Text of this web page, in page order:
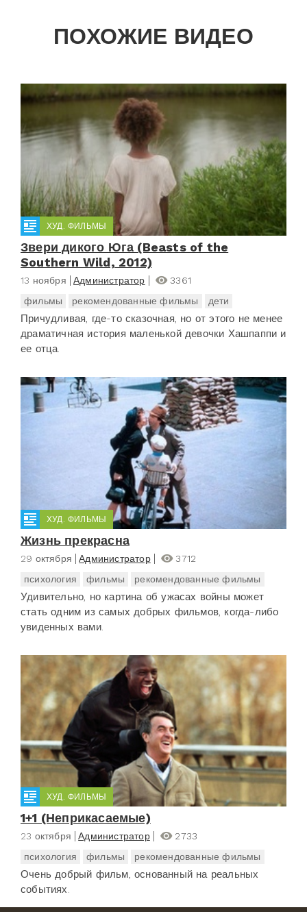
ПОХОЖИЕ ВИДЕО
ХУД. ФИЛЬМЫ
Звери дикого Юга (Beasts of the
Southern Wild, 2012)
13 ноября Администратор
3361
фильмы
рекомендованные фильмы дети
Причудливая, где-то сказочная, но от этого не менее
драматичная история маленькой девочки Хашпаппи и
ее отца.
ХУД. ФИЛЬМЫ
Жизнь прекрасна
29 октября Администратор
3712
психология
фильмы рекомендованные фильмы
Удивительно, но картина об ужасах войны может
стать одним из самых добрых фильмов, когда-либо
увиденных вами.
ХУД. ФИЛЬМЫ
1+1 (Неприкасаемые)
23 октября Администратор
2733
психология
фильмы рекомендованные фильмы
Очень добрый фильм, основанный на реальных
событиях.